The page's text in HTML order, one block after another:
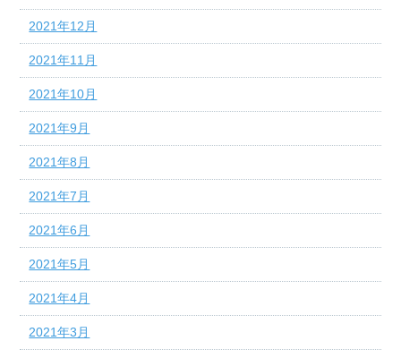
2021年12月
2021年11月
2021年10月
2021年9月
2021年8月
2021年7月
2021年6月
2021年5月
2021年4月
2021年3月